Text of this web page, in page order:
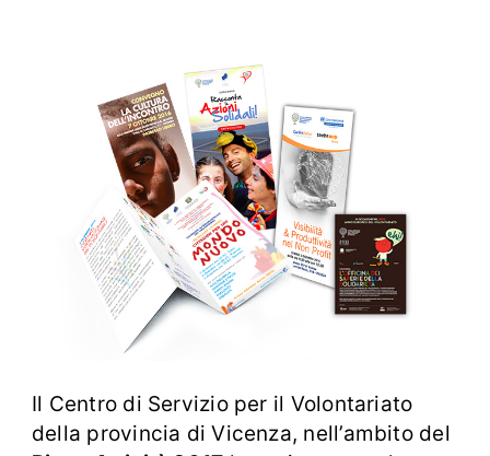
Il Centro di Servizio per il Volontariato
della provincia di Vicenza, nell’ambito del